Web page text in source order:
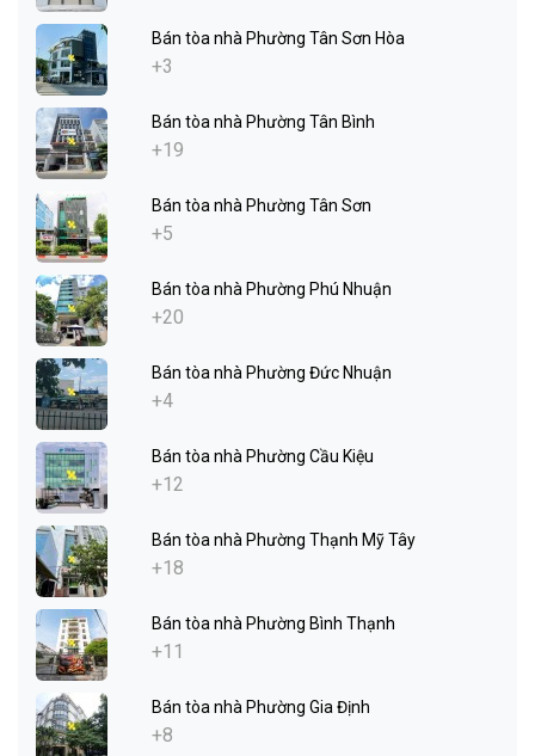
Bán tòa nhà Phường Tân Sơn Hòa
+3
Bán tòa nhà Phường Tân Bình
+19
Bán tòa nhà Phường Tân Sơn
+5
Bán tòa nhà Phường Phú Nhuận
+20
Bán tòa nhà Phường Đức Nhuận
+4
Bán tòa nhà Phường Cầu Kiệu
+12
Bán tòa nhà Phường Thạnh Mỹ Tây
+18
Bán tòa nhà Phường Bình Thạnh
+11
Bán tòa nhà Phường Gia Định
+8